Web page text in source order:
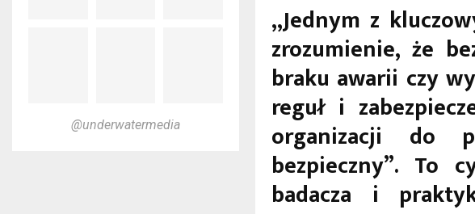
„Jednym z
zrozumienie, że
braku awarii czy
reguł i
organizacji do
bezpieczny”. To
badacza i
@underwatermedia